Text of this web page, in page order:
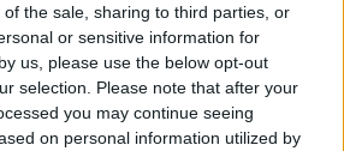
the sale, sharing to third parties, or
or sensitive information for
us, please use the below opt-out
selection. Please note that after your
you may continue seeing
on personal information utilized by
főbiztosa szerint az iráni
fegyverként használja,
a lakosságban és elnyomja